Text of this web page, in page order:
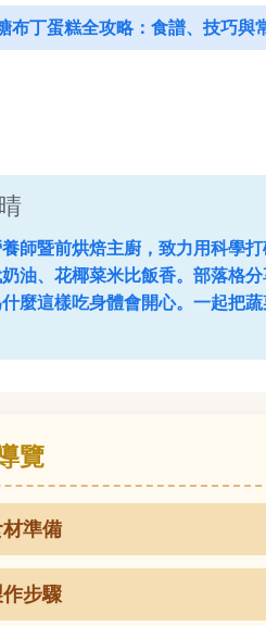
布丁蛋糕全攻略：食譜、技巧與
師暨前烘焙主廚，致力用科學
油、花椰菜米比飯香。部落格
麼這樣吃身體會開心。一起把
覽
準備
步驟